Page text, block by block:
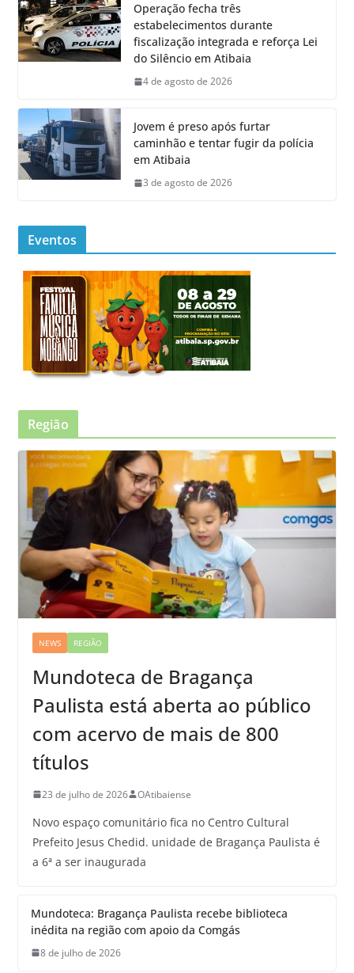
Operação fecha três
estabelecimentos durante
fiscalização integrada e reforça Lei
do Silêncio em Atibaia
4 de agosto de 2026
Jovem é preso após furtar
caminhão e tentar fugir da polícia
em Atibaia
3 de agosto de 2026
Eventos
Região
NEWS REGIÃO
Mundoteca de Bragança
Paulista está aberta ao público
com acervo de mais de 800
títulos
23 de julho de 2026 OAtibaiense
Novo espaço comunitário fica no Centro Cultural
Prefeito Jesus Chedid. unidade de Bragança Paulista é
a 6ª a ser inaugurada
Mundoteca: Bragança Paulista recebe biblioteca
inédita na região com apoio da Comgás
8 de julho de 2026